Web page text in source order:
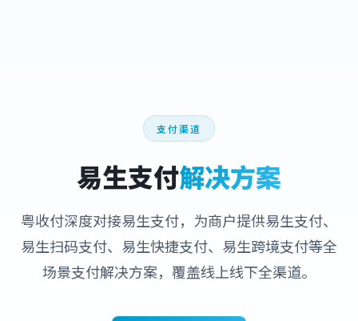
支付渠道
易生支付解决方案
粤收付深度对接易生支付，为商户提供易生支付、
易生扫码支付、易生快捷支付、易生跨境支付等全
场景支付解决方案，覆盖线上线下全渠道。